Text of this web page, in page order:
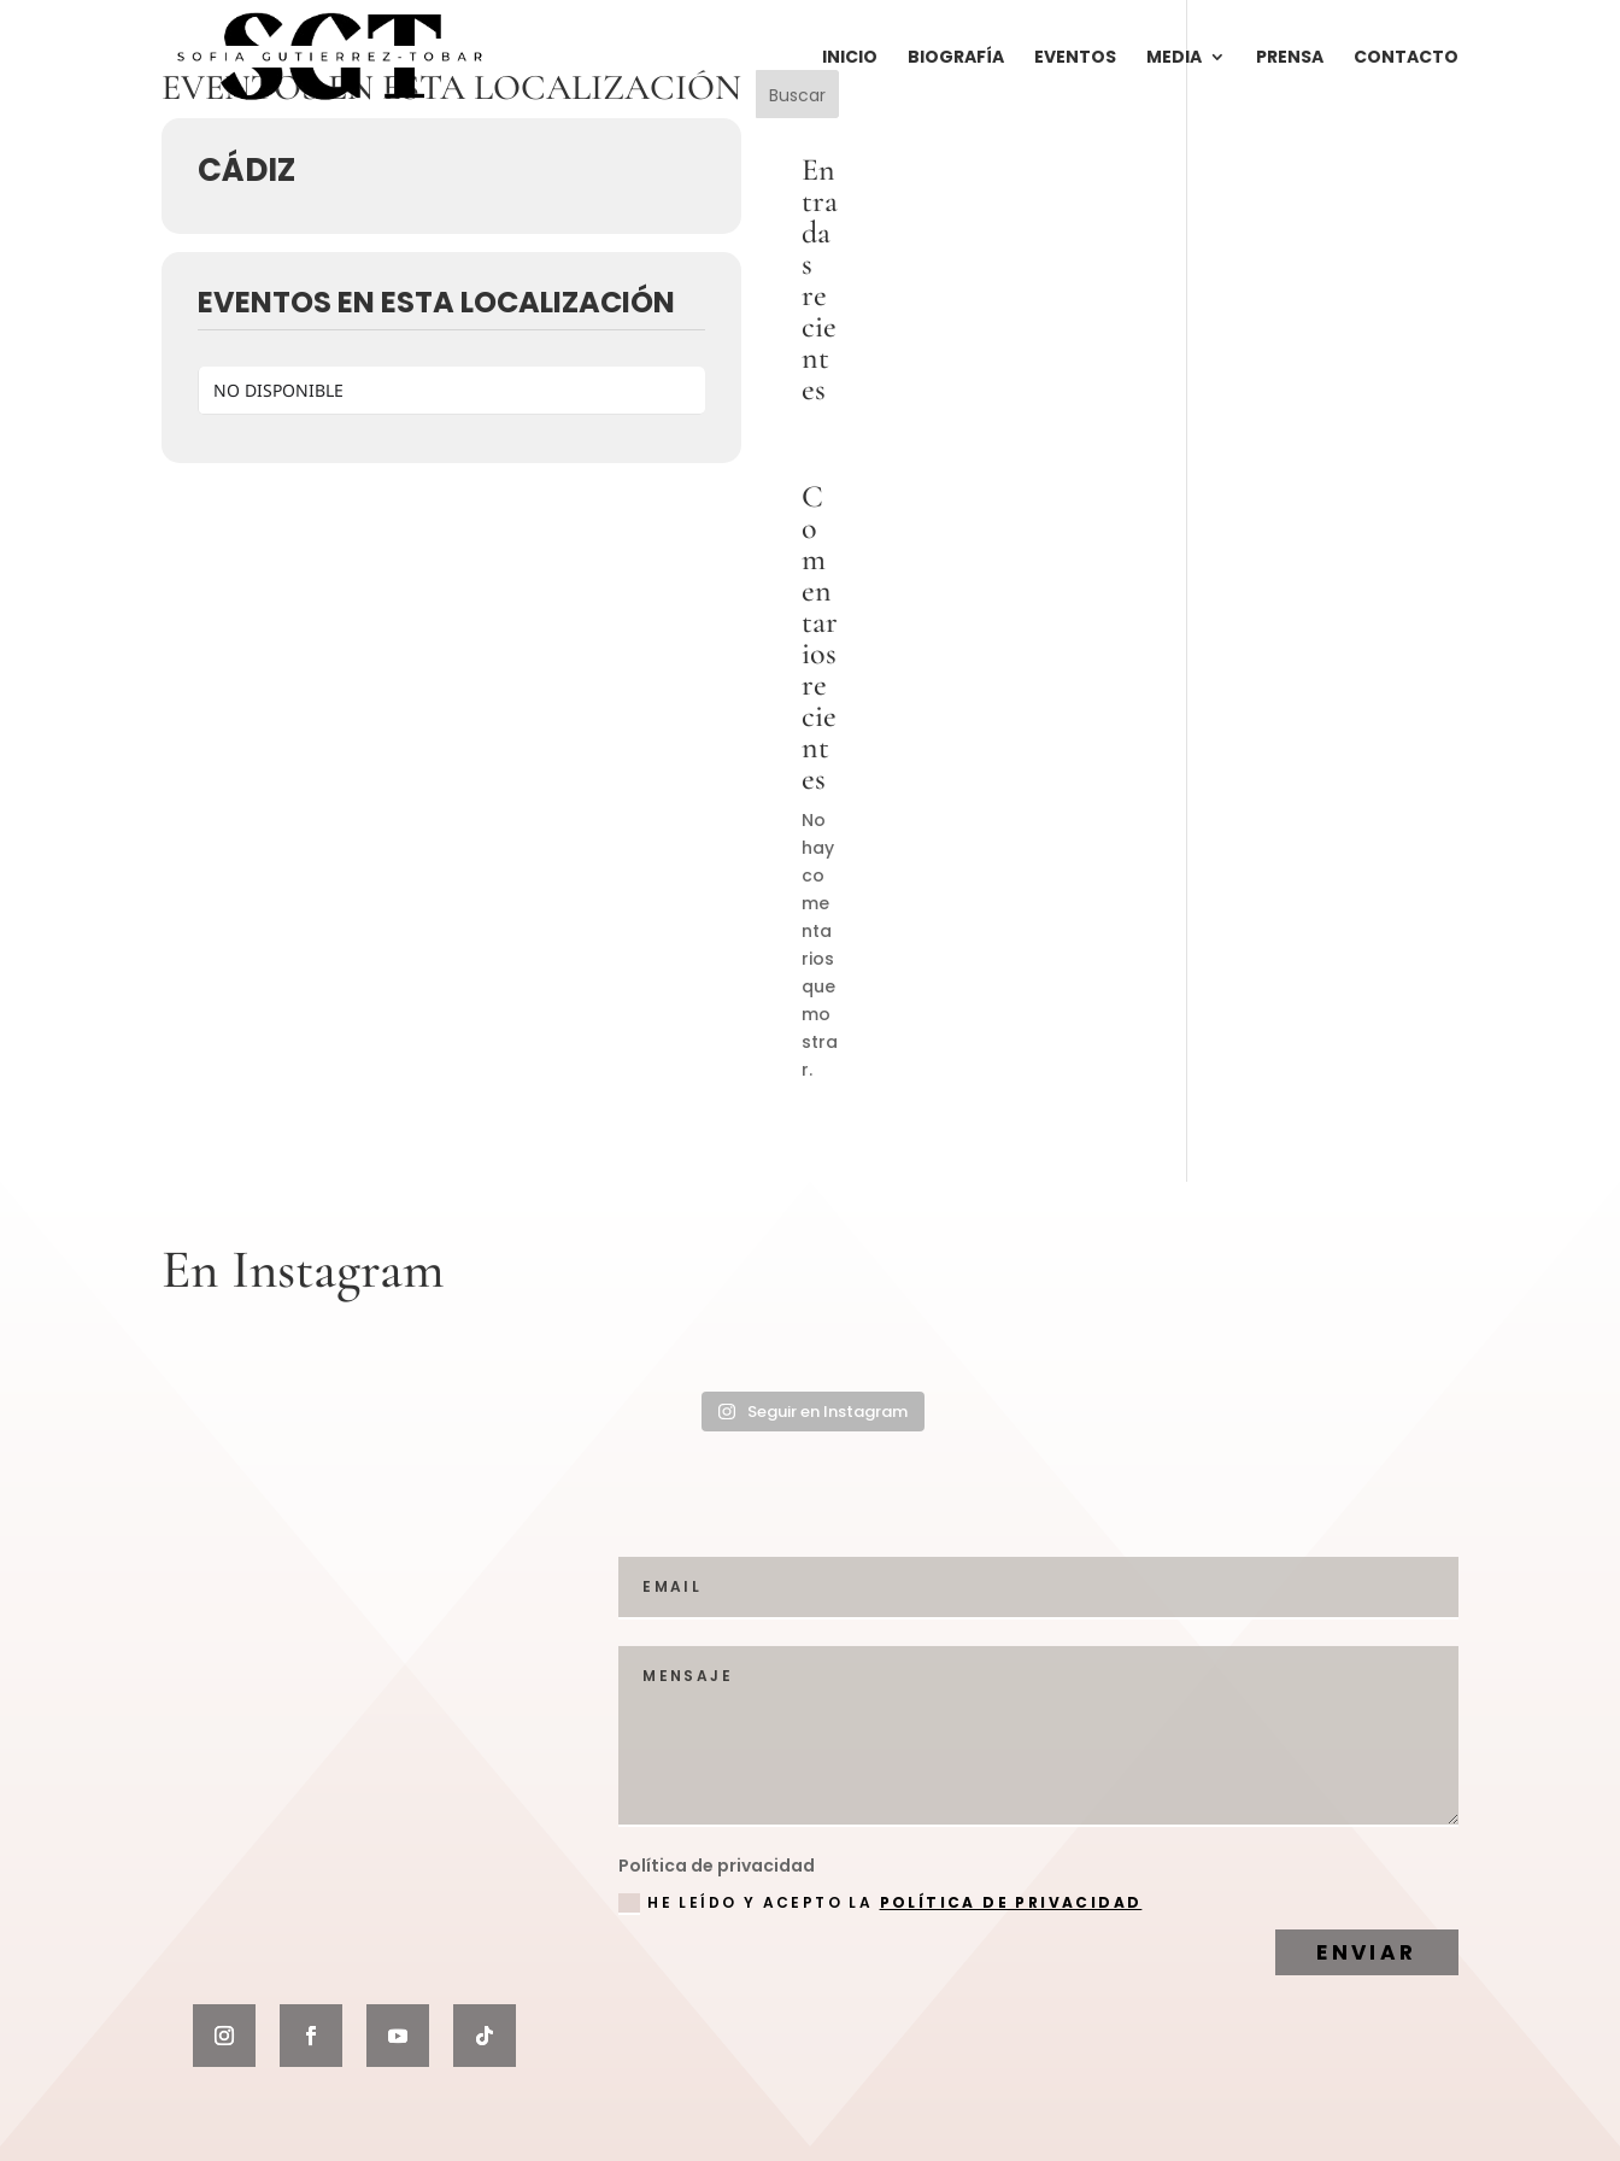
INICIO BIOGRAFÍA EVENTOS MEDIA PRENSA CONTACTO
EVENTOS EN ESTA LOCALIZACIÓN
CÁDIZ
EVENTOS EN ESTA LOCALIZACIÓN
NO DISPONIBLE
Buscar
En
tra
da
s
re
cie
nt
es
C
o
m
en
tar
ios
re
cie
nt
es
No
hay
co
me
nta
rios
que
mo
stra
r.
En Instagram
Seguir en Instagram
Política de privacidad
HE LEÍDO Y ACEPTO LA POLÍTICA DE PRIVACIDAD
ENVIAR